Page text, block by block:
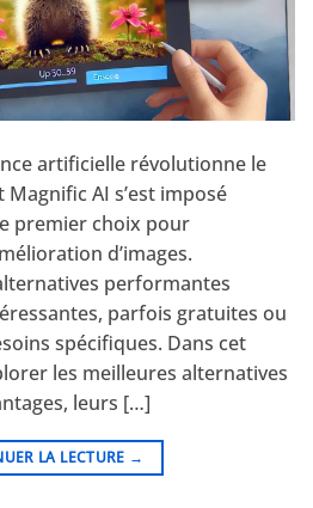
artificielle révolutionne le
AI s’est imposé
premier choix pour
d’images.
performantes
parfois gratuites ou
spécifiques. Dans cet
les meilleures alternatives
leurs […]
LA LECTURE →